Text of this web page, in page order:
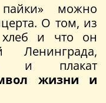
можно
О том, из
хлеб и что он
и плакат
жизни и